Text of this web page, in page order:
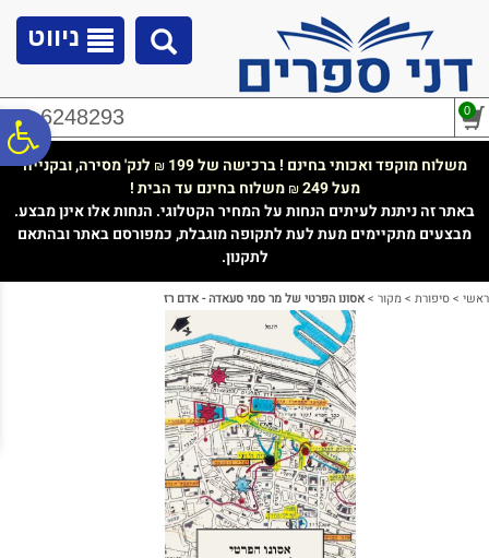
נגישות
ניווט
02-6248293 0
משלוח מוקפד ואכותי בחינם ! ברכישה של 199 ₪ לנק' מסירה, ובקנייה
מעל 249
₪משלוח בחינם עד הבית !
באתר זה ניתנת לעיתים הנחות על המחיר הקטלוגי. הנחות אלו אינן מבצע.
מבצעים מתקיימים מעת לעת לתקופה מוגבלת, כמפורסם באתר ובהתאם
לתקנון.
ראשי >סיפורת >מקור >אסונו הפרטי של מר סמי סעאדה - אדם רז